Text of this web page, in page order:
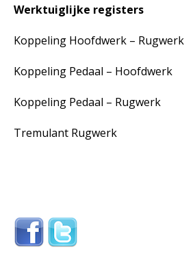
Werktuiglijke registers
Koppeling Hoofdwerk – Rugwerk
Koppeling Pedaal – Hoofdwerk
Koppeling Pedaal – Rugwerk
Tremulant Rugwerk